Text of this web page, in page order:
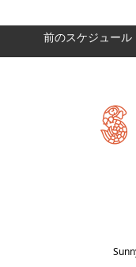
前のスケジュール